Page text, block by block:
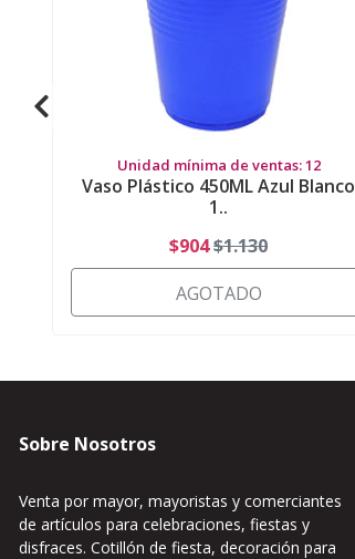
Unidad mínima de ventas: 12
Vaso Plástico 450ML Azul Blanco
1..
$904$1.130
AGOTADO
Sobre Nosotros
Venta por mayor, mayoristas y comerciantes
de artículos para celebraciones, fiestas y
disfraces. Cotillón de fiesta, decoración para